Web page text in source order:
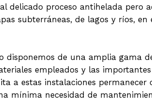
delicado proceso antihelada pero
subterráneas, de lagos y ríos,
disponemos de una amplia gama
empleados y las
a estas instalaciones permanecer
mínima necesidad de